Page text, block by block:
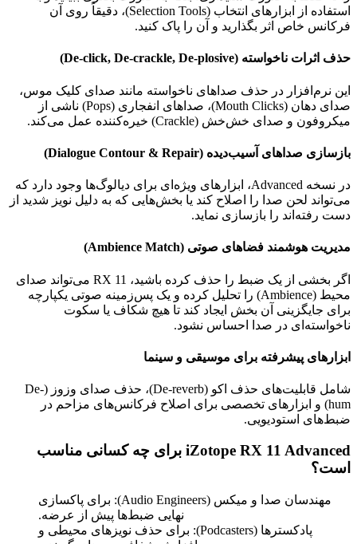
استفاده از ابزارهای انتخاب (Selection Tools)، دقیقاً روی آن
فرکانس خاص اثر بگذارید و آن را پاک کنید.
حذف اثرات ناخواسته (De-click, De-crackle, De-plosive
)
این نرم‌افزار در حذف صداهای ناخواسته مانند صدای کلیک موس،
صدای دهان (Mouth Clicks)، صداهای انفجاری (Pops) ناشی از
میکروفون و صدای خش‌خش (Crackle) خیره‌کننده عمل می‌کند.
بازسازی صداهای آسیب‌دیده (Dialogue Contour & Repair
)
در نسخه Advanced، ابزارهای ویژه‌ای برای دیالوگ‌ها وجود دارد که
می‌تواند لحن صدا را اصلاح کند یا بخش‌هایی که به دلیل نویز شدید از
دست رفته‌اند را بازسازی نماید.
مدیریت هوشمند فضاهای صوتی (Ambience Match
)
اگر بخشی از یک ضبط را حذف کرده باشید، RX 11 می‌تواند صدای
محیط (Ambience) را تحلیل کرده و یک پس‌زمینه صوتی یکپارچه
برای جایگزینی آن بخش ایجاد کند تا هیچ شکاف یا سکوت
ناخواسته‌ای در صدا احساس نشود.
ابزارهای پیشرفته برای موسیقی و سینما
شامل قابلیت‌های حذف اکو (De-reverb)، حذف صدای وزوز (De-
hum) و ابزارهای تخصصی برای اصلاح فرکانس‌های مزاحم در
ضبط‌های استودیویی.
iZotope RX 11 Advanced برای چه کسانی مناسب
است؟
مهندسان صدا و میکس (Audio Engineers): برای پاکسازی
نهایی ضبط‌ها پیش از عرضه.
پادکسترها (Podcasters): برای حذف نویزهای محیطی و